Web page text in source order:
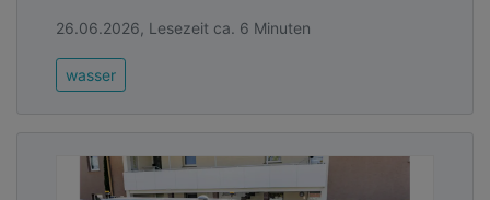
26.06.2026, Lesezeit ca. 6 Minuten
wasser